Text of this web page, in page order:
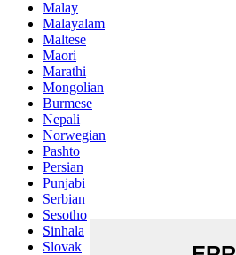
Malay
Malayalam
Maltese
Maori
Marathi
Mongolian
Burmese
Nepali
Norwegian
Pashto
Persian
Punjabi
Serbian
Sesotho
Sinhala
Slovak